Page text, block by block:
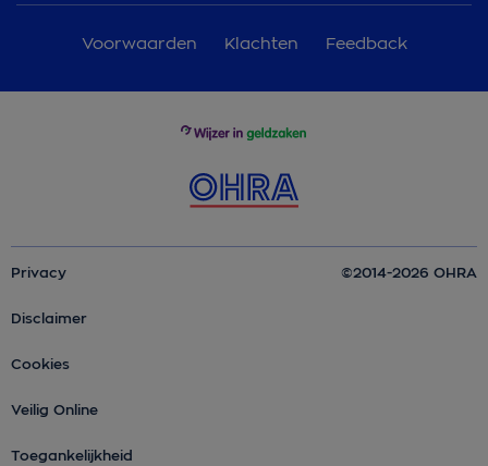
Voorwaarden Klachten Feedback
Privacy
Disclaimer
Cookies
Veilig Online
Toegankelijkheid
©2014-2026 OHRA